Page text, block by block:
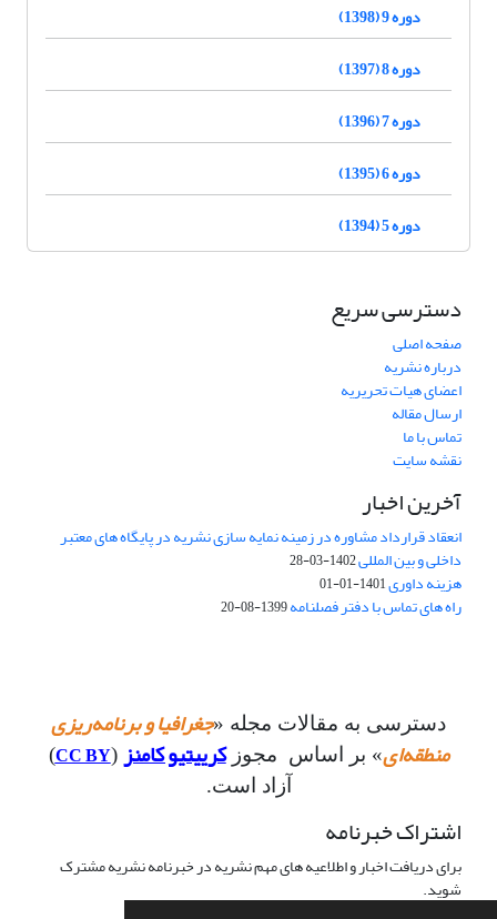
دوره 9 (1398)
دوره 8 (1397)
دوره 7 (1396)
دوره 6 (1395)
دوره 5 (1394)
دسترسی سریع
صفحه اصلی
درباره نشریه
اعضای هیات تحریریه
ارسال مقاله
تماس با ما
نقشه سایت
آخرین اخبار
انعقاد قرارداد مشاوره در زمینه نمایه سازی نشریه در پایگاه های معتبر
داخلی و بین المللی1402-03-28
هزینه داوری1401-01-01
راه های تماس با دفتر فصلنامه1399-08-20
دسترسی به مقالات مجله «جغرافیا و برنامه‌ریزی
منطقه‌ای» بر اساس مجوزکرییتیو کامنز (
CC BY
)
آزاد است.
اشتراک خبرنامه
برای دریافت اخبار و اطلاعیه های مهم نشریه در خبرنامه نشریه مشترک
شوید.